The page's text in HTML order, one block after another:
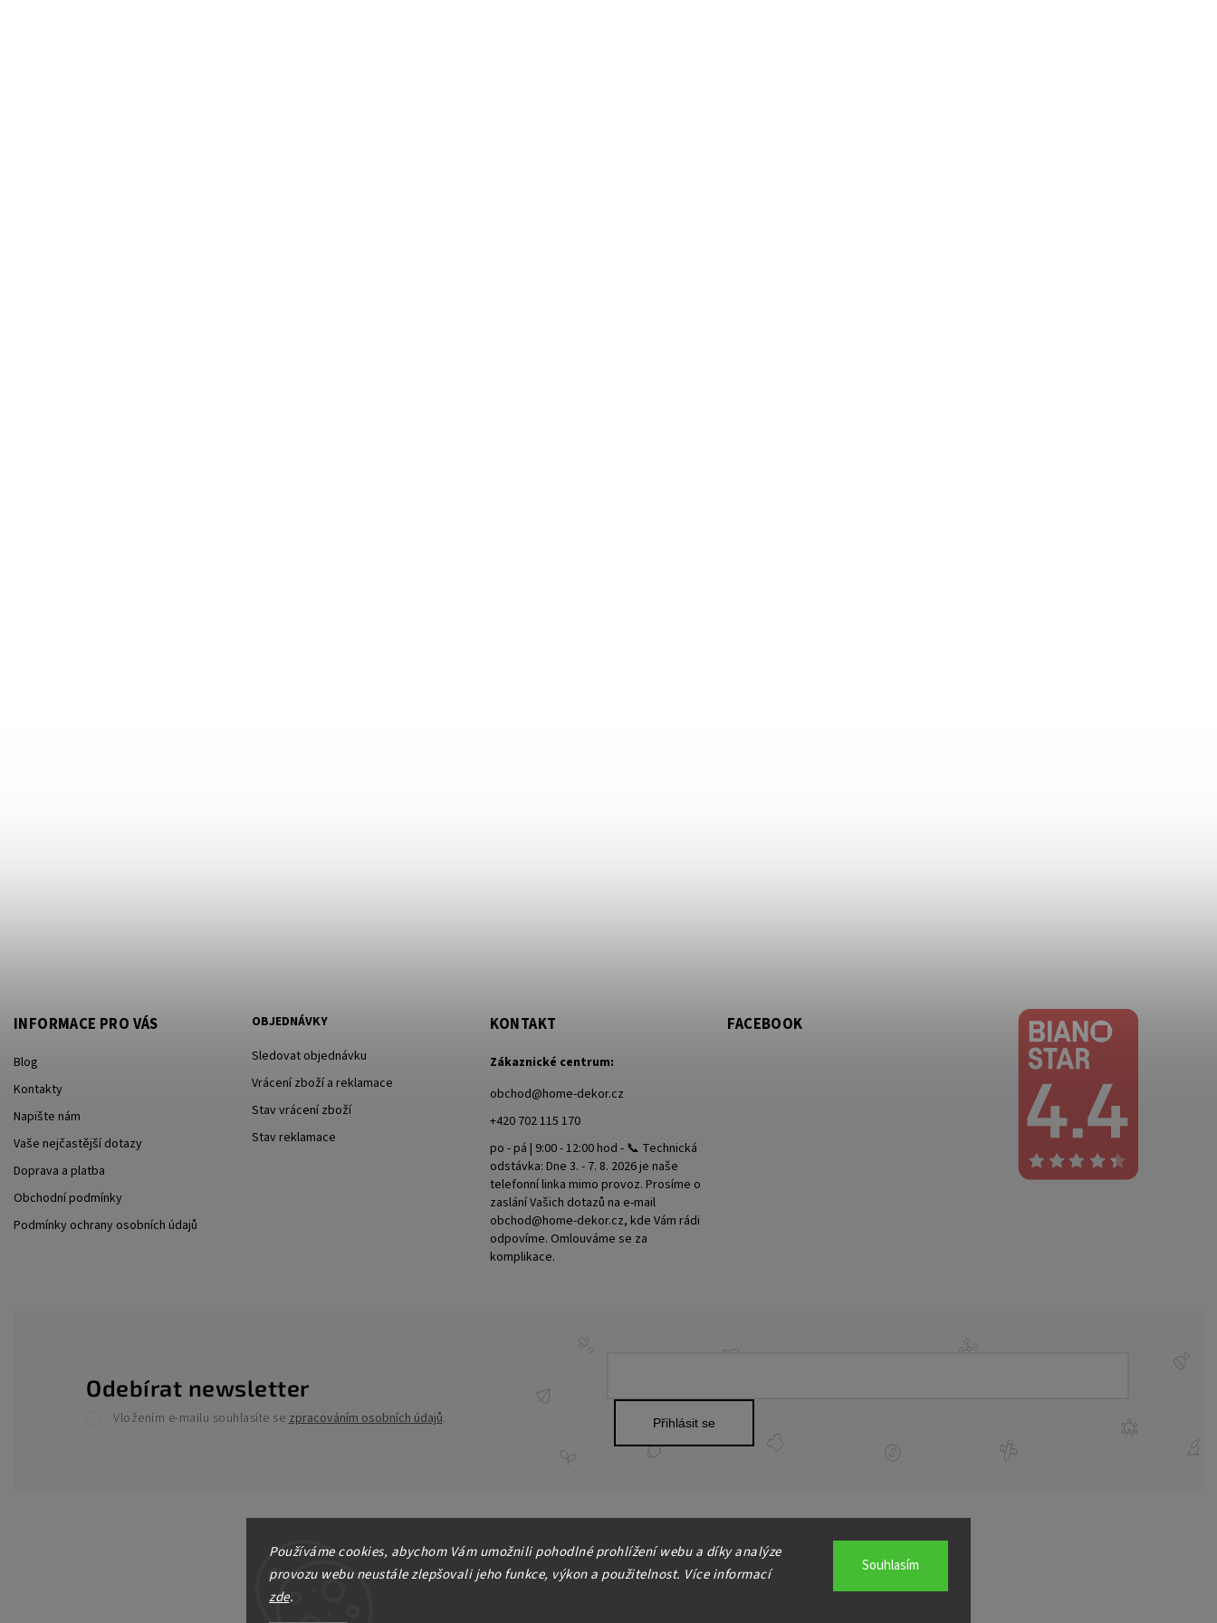
Používáme cookies, abychom Vám umožnili pohodlné prohlížení webu a díky analýze
provozu webu neustále zlepšovali jeho funkce, výkon a použitelnost. Více informací
zde.
Souhlasím
INFORMACE PRO VÁS
Blog
Kontakty
Napište nám
Vaše nejčastější dotazy
Doprava a platba
Obchodní podmínky
Podmínky ochrany osobních údajů
OBJEDNÁVKY
Sledovat objednávku
Vrácení zboží a reklamace
Stav vrácení zboží
Stav reklamace
Odebírat newsletter
Vložením e-mailu souhlasíte se zpracováním osobních údajů. Přihlásit se
KONTAKT
Zákaznické centrum:
obchod@home-dekor.cz
+420 702 115 170
po - pá | 9:00 - 12:00 hod - 📞 Technická
odstávka: Dne 3. - 7. 8. 2026 je naše
telefonní linka mimo provoz. Prosíme o
zaslání Vašich dotazů na e-mail
obchod@home-dekor.cz, kde Vám rádi
odpovíme. Omlouváme se za
komplikace.
FACEBOOK